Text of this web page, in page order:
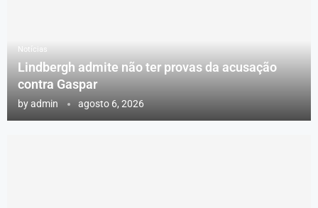
Notícias
Lindbergh admite não ter provas da acusação
contra Gaspar
byadmin agosto 6, 2026